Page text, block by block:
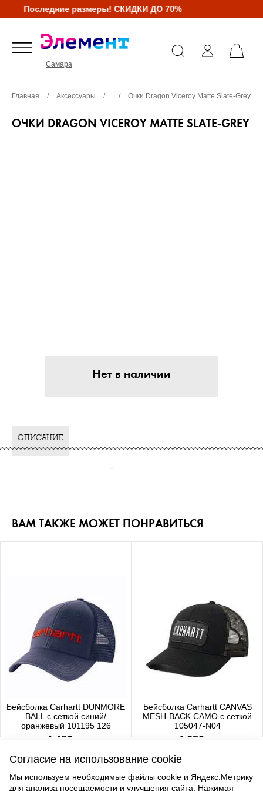
Последние размеры! СКИДКИ ДО 70%
Самара
Главная / Аксессуары / / Очки Dragon Viceroy Matte Slate-Grey
ОЧКИ DRAGON VICEROY MATTE SLATE-GREY
Нет в наличии
ОПИСАНИЕ
-
ВАМ ТАКЖЕ МОЖЕТ ПОНРАВИТЬСЯ
Бейсболка Carhartt DUNMORE
BALL с сеткой синий/
оранжевый 101195 126
4 480 р.
Бейсболка Carhartt CANVAS
MESH-BACK CAMO с сеткой
105047-N04
4 650 р.
Согласие на использование cookie
Мы используем необходимые файлы cookie и Яндекс.Метрику
для анализа посещаемости и улучшения сайта. Нажимая